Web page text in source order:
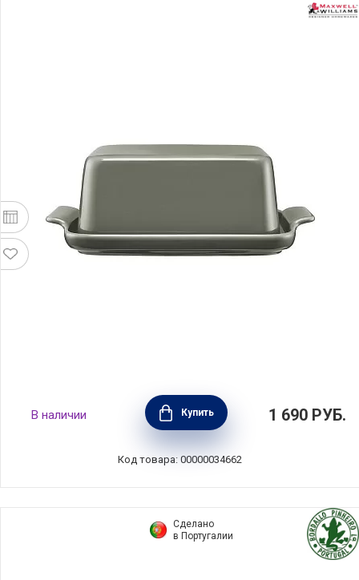
Маслёнка Indulgence 20х12 см, фарфор,
цвет серо-зеленый, Maxwell & Williams,
MW451-IA0404
В наличии Купить 1 690 РУБ.
Код товара: 00000034662
Сделано
в Португалии